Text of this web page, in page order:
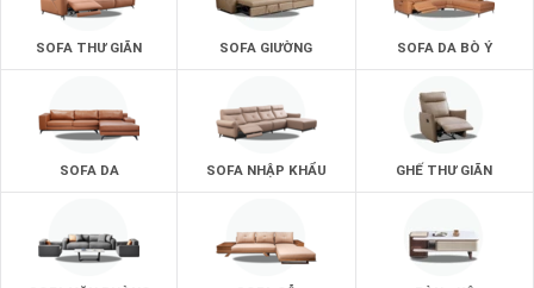
SOFA THƯ GIÃN SOFA GIƯỜNG SOFA DA BÒ Ý
SOFA DA SOFA NHẬP KHẨU GHẾ THƯ GIÃN